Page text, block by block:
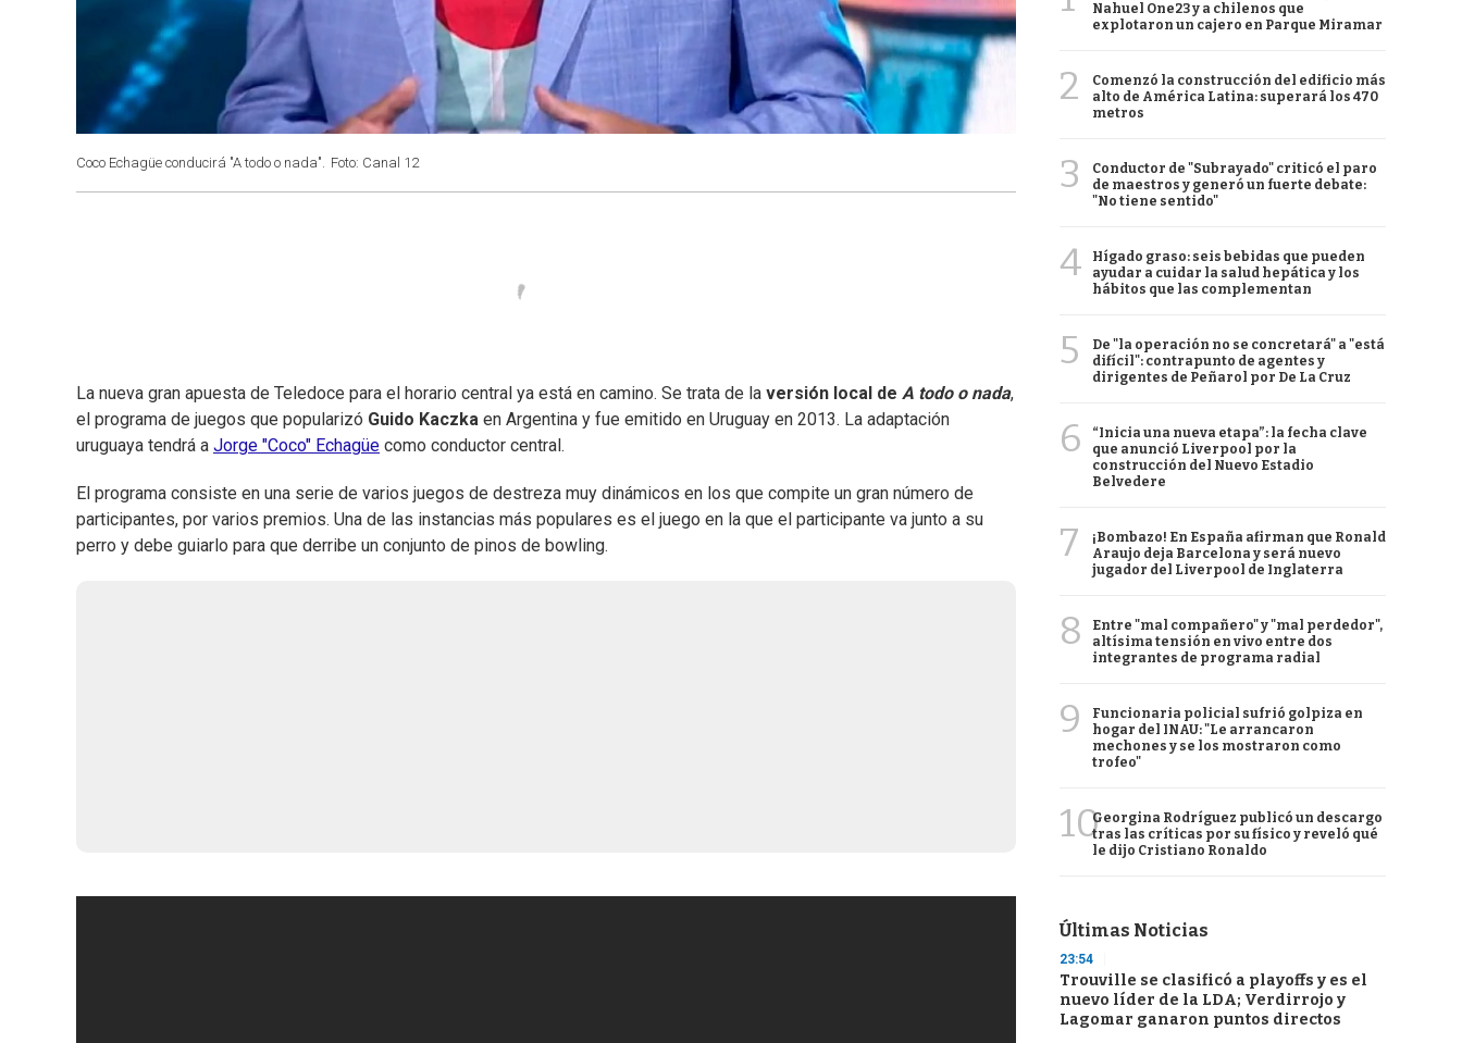
Coco Echagüe conducirá "A todo o nada". Foto: Canal 12
La nueva gran apuesta de Teledoce para el horario central ya está en camino. Se trata de la versión local de A todo o nada,
el programa de juegos que popularizó Guido Kaczka en Argentina y fue emitido en Uruguay en 2013. La adaptación
uruguaya tendrá a Jorge "Coco" Echagüe como conductor central.
El programa consiste en una serie de varios juegos de destreza muy dinámicos en los que compite un gran número de
participantes, por varios premios. Una de las instancias más populares es el juego en la que el participante va junto a su
perro y debe guiarlo para que derribe un conjunto de pinos de bowling.
Nahuel One23 y a chilenos que
explotaron un cajero en Parque Miramar
2
Comenzó la construcción del edificio más
alto de América Latina: superará los 470
metros
3
Conductor de "Subrayado" criticó el paro
de maestros y generó un fuerte debate:
"No tiene sentido"
4
Hígado graso: seis bebidas que pueden
ayudar a cuidar la salud hepática y los
hábitos que las complementan
5
De "la operación no se concretará" a "está
difícil": contrapunto de agentes y
dirigentes de Peñarol por De La Cruz
6
“Inicia una nueva etapa”: la fecha clave
que anunció Liverpool por la
construcción del Nuevo Estadio
Belvedere
7
¡Bombazo! En España afirman que Ronald
Araujo deja Barcelona y será nuevo
jugador del Liverpool de Inglaterra
8
Entre "mal compañero" y "mal perdedor",
altísima tensión en vivo entre dos
integrantes de programa radial
9
Funcionaria policial sufrió golpiza en
hogar del INAU: "Le arrancaron
mechones y se los mostraron como
trofeo"
10Georgina Rodríguez publicó un descargo
tras las críticas por su físico y reveló qué
le dijo Cristiano Ronaldo
Últimas Noticias
23:54
Trouville se clasificó a playoffs y es el
nuevo líder de la LDA; Verdirrojo y
Lagomar ganaron puntos directos